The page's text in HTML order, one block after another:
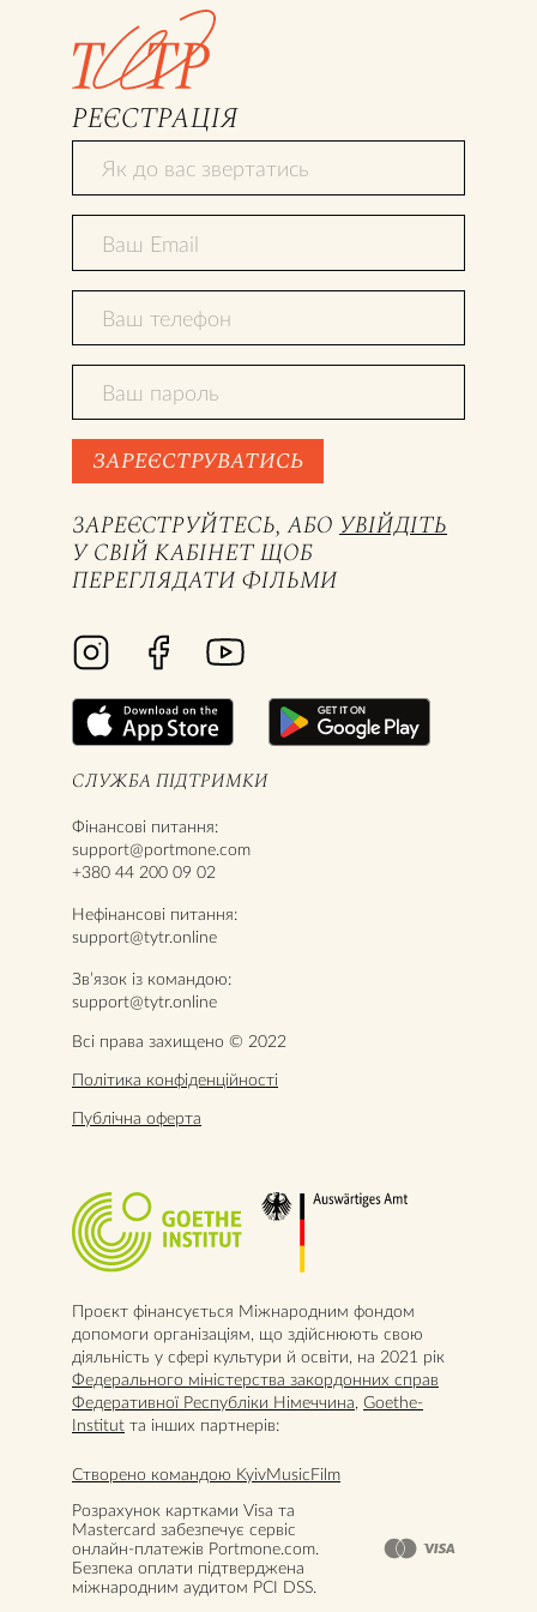
РЕЄСТРАЦІЯ
ЗАРЕЄСТРУВАТИСЬ
ЗАРЕЄСТРУЙТЕСЬ, АБО УВІЙДІТЬ
У СВІЙ КАБІНЕТ ЩОБ
ПЕРЕГЛЯДАТИ ФІЛЬМИ
СЛУЖБА ПІДТРИМКИ
Фінансові питання:
support@portmone.com
+380 44 200 09 02
Нефінансові питання:
support@tytr.online
Звʼязок із командою:
support@tytr.online
Всі права захищено © 2022
Політика конфіденційності
Публічна оферта
Проєкт фінансується Міжнародним фондом
допомоги організаціям, що здійснюють свою
діяльність у сфері культури й освіти, на 2021 рік
Федерального міністерства закордонних справ
Федеративної Республіки Німеччина, Goethe-
Institut та інших партнерів:
Створено командою KyivMusicFilm
Розрахунок картками Visa та
Mastercard забезпечує сервіс
онлайн-платежів Portmone.com.
Безпека оплати підтверджена
міжнародним аудитом PCI DSS.